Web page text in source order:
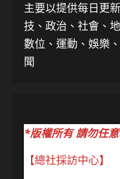
主要以提供每日更
技、 政治、社會、
數位、運動、娛樂
聞
*版權所有 請勿任
【總社採訪中心】